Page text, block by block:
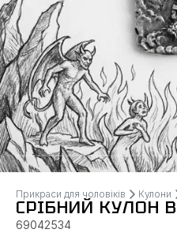
Прикраси для чоловіків Кулони
СРІБНИЙ КУЛОН
69042534